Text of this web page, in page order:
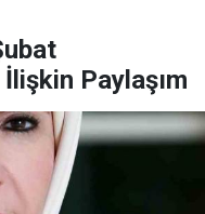
İlişkin Paylaşım